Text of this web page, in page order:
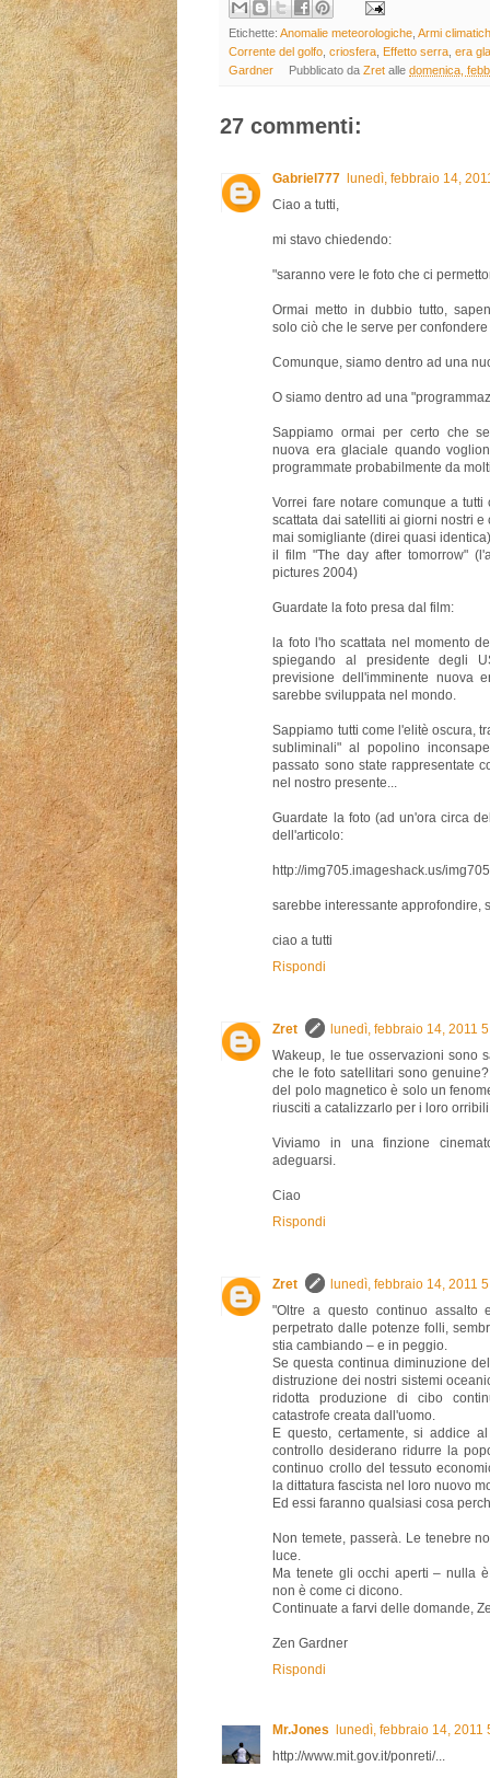
Etichette:Anomalie meteorologiche ,Armi
Corrente del golfo ,criosfera Effetto serra ,era
Gardner
Pubblicato daZret alledomenica,
27 commenti:
Gabriel777
lunedì, febbraio 14,
Ciao a tutti,
mi stavo chiedendo:
"saranno vere le foto che ci
Ormai metto in dubbio tutto,
solo ciò che le serve per
Comunque, siamo dentro ad una
O siamo dentro ad una
Sappiamo ormai per certo che
nuova era glaciale quando
programmate probabilmente da
Vorrei fare notare comunque a
scattata dai satelliti ai giorni nostri
mai somigliante (direi quasi
il film "The day after tomorrow"
pictures 2004)
Guardate la foto presa dal film:
la foto l'ho scattata nel momento
spiegando al presidente degli
previsione dell'imminente
sarebbe sviluppata nel mondo.
Sappiamo tutti come l'elitè oscura,
subliminali" al popolino
passato sono state rappresentate
nel nostro presente...
Guardate la foto (ad un'ora circa
dell'articolo:
http://img705.imageshack.us/
sarebbe interessante approfondire,
ciao a tutti
Rispondi
Zret
lunedì, febbraio 14, 2011
Wakeup, le tue osservazioni sono
che le foto satellitari sono
del polo magnetico è solo un
riusciti a catalizzarlo per i loro
Viviamo in una finzione
adeguarsi.
Ciao
Rispondi
Zret
lunedì, febbraio 14, 2011
"Oltre a questo continuo assalto
perpetrato dalle potenze folli,
stia cambiando – e in peggio.
Se questa continua diminuzione
distruzione dei nostri sistemi
ridotta produzione di cibo
catastrofe creata dall'uomo.
E questo, certamente, si addice
controllo desiderano ridurre la
continuo crollo del tessuto
la dittatura fascista nel loro nuovo
Ed essi faranno qualsiasi cosa
Non temete, passerà. Le tenebre
luce.
Ma tenete gli occhi aperti – nulla
non è come ci dicono.
Continuate a farvi delle domande,
Zen Gardner
Rispondi
Mr.Jones
lunedì, febbraio 14, 2011
http://www.mit.gov.it/ponreti/...